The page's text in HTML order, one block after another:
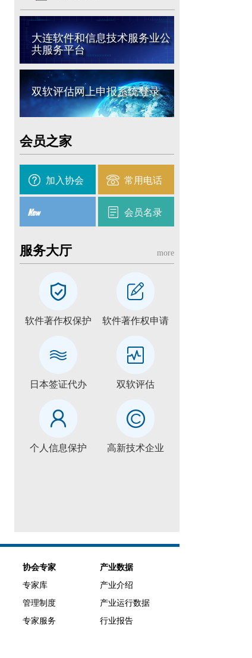
大连软件和信息技术服务业公
共服务平台
双软评估网上申报系统登录
会员之家
加入协会 常用电话
会员名录
服务大厅 more
软件著作权保护 软件著作权申请
日本签证代办 双软评估
个人信息保护 高新技术企业
协会专家
专家库
管理制度
专家服务
产业数据
产业介绍
产业运行数据
行业报告